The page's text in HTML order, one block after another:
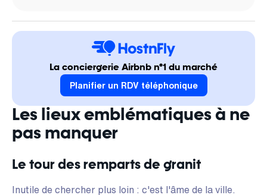
La conciergerie Airbnb n°1 du marché
Planifier un RDV téléphonique
Les lieux emblématiques à ne
pas manquer
Le tour des remparts de granit
Inutile de chercher plus loin : c'est l'âme de la ville.